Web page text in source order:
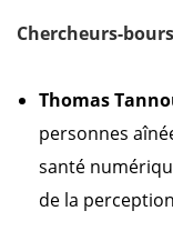
Chercheurs-
Thomas
personnes
santé
de la